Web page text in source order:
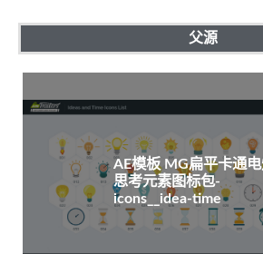
父源
AE模板 MG扁平卡通
思考元素图标包-
icons__idea-time